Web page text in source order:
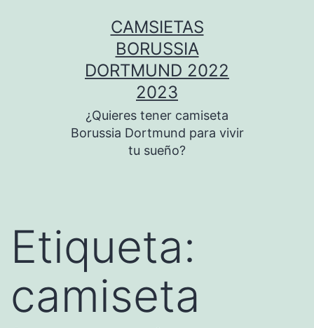
CAMSIETAS
BORUSSIA
DORTMUND 2022
2023
¿Quieres tener camiseta
Borussia Dortmund para vivir
tu sueño?
Etiqueta:
camiseta